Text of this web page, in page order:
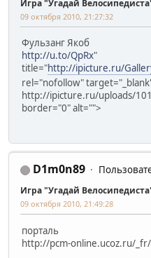
Игра "Угадай
09 октября 2010, 21:27:32
Фульзанг Якоб
http://u.to/QpRx"
title="http://ipicture.ru/
rel="nofollow"
http://ipicture.ru/uploads/
border="0" alt="">
D1m0n89
Игра "Угадай
09 октября 2010, 21:49:28
порталь
http://pcm-online.ucoz.ru/